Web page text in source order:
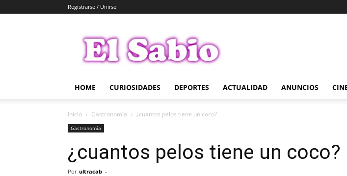
Registrarse / Unirse
Sabio
HOME CURIOSIDADES DEPORTES ACTUALIDAD ANUNCIOS
Inicio Gastronomía ¿cuantos pelos tiene un coco?
Gastronomía
¿cuantos pelos tiene un coco?
Por ultracab -